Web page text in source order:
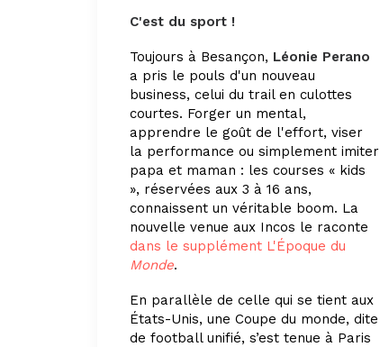
C'est du sport !
Toujours à Besançon, Léonie Perano
a pris le pouls d'un nouveau
business, celui du trail en culottes
courtes. Forger un mental,
apprendre le goût de l'effort, viser
la performance ou simplement imiter
papa et maman : les courses « kids
», réservées aux 3 à 16 ans,
connaissent un véritable boom. La
nouvelle venue aux Incos le raconte
dans le supplément L'Époque du
Monde.
En parallèle de celle qui se tient aux
États-Unis, une Coupe du monde, dite
de football unifié, s’est tenue à Paris